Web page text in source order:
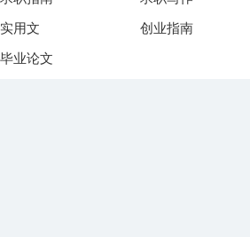
实用文 创业指南
毕业论文